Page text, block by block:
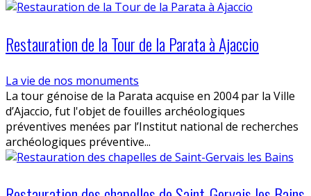
Restauration de la Tour de la Parata à Ajaccio
La vie de nos monuments
La tour génoise de la Parata acquise en 2004 par la Ville
d’Ajaccio, fut l'objet de fouilles archéologiques
préventives menées par l’Institut national de recherches
archéologiques préventive...